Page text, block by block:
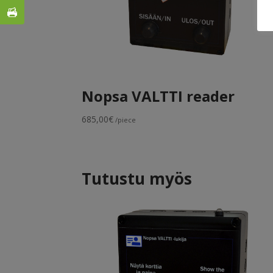
Nopsa VALTTI reader
685,00€ /piece
Tutustu myös